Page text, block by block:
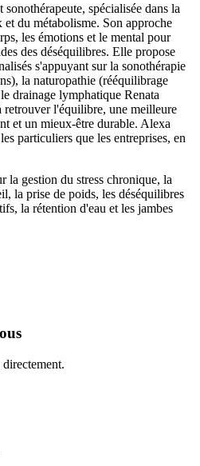
spécialisée dans la
du métabolisme. Son approche
les émotions et le mental pour
des déséquilibres. Elle propose
s'appuyant sur la sonothérapie
la naturopathie (rééquilibrage
drainage lymphatique Renata
retrouver l'équilibre, une meilleure
et un mieux-être durable. Alexa
particuliers que les entreprises, en
la gestion du stress chronique, la
la prise de poids, les déséquilibres
la rétention d'eau et les jambes